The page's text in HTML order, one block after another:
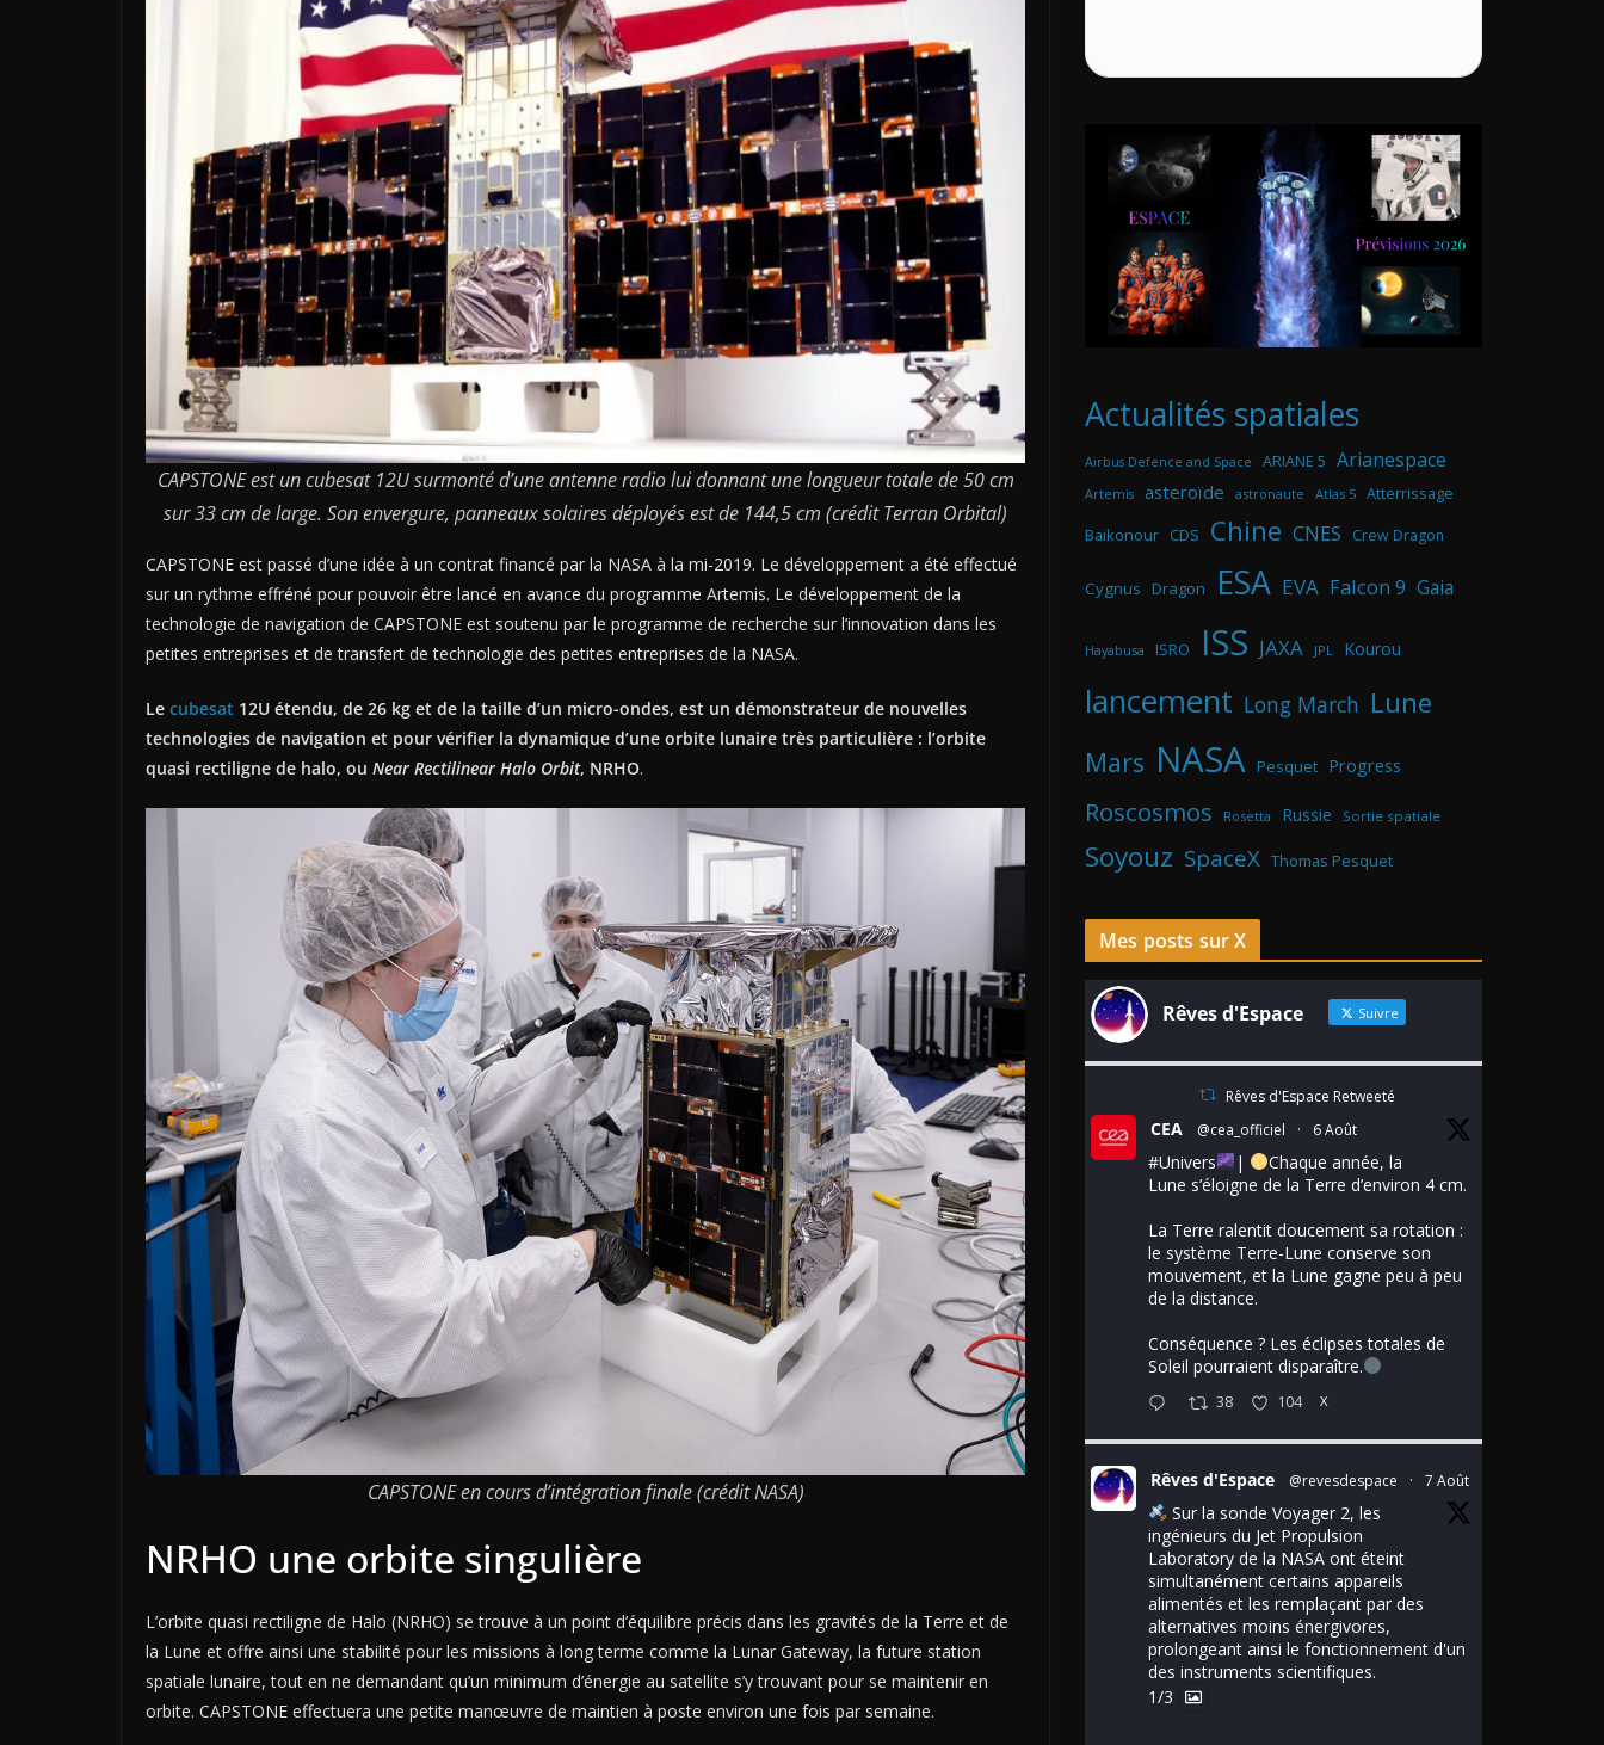
CAPSTONE est un cubesat 12U surmonté d’une antenne radio lui donnant une longueur totale de 50 cm
sur 33 cm de large. Son envergure, panneaux solaires déployés est de 144,5 cm (crédit Terran Orbital)
CAPSTONE est passé d’une idée à un contrat financé par la NASA à la mi-2019. Le développement a été effectué
sur un rythme effréné pour pouvoir être lancé en avance du programme Artemis. Le développement de la
technologie de navigation de CAPSTONE est soutenu par le programme de recherche sur l’innovation dans les
petites entreprises et de transfert de technologie des petites entreprises de la NASA.
Le cubesat 12U étendu, de 26 kg et de la taille d’un micro-ondes, est un démonstrateur de nouvelles
technologies de navigation et pour vérifier la dynamique d’une orbite lunaire très particulière : l’orbite
quasi rectiligne de halo, ou Near Rectilinear Halo Orbit, NRHO.
CAPSTONE en cours d’intégration finale (crédit NASA)
NRHO une orbite singulière
L’orbite quasi rectiligne de Halo (NRHO) se trouve à un point d’équilibre précis dans les gravités de la Terre et de
la Lune et offre ainsi une stabilité pour les missions à long terme comme la Lunar Gateway, la future station
spatiale lunaire, tout en ne demandant qu’un minimum d’énergie au satellite s’y trouvant pour se maintenir en
orbite. CAPSTONE effectuera une petite manœuvre de maintien à poste environ une fois par semaine.
Actualités spatiales
Airbus Defence and Space ARIANE 5 Arianespace
Artemis asteroïde astronaute Atlas 5 Atterrissage
Baikonour CDS Chine CNES Crew Dragon
Cygnus Dragon ESA EVA Falcon 9 Gaia
Hayabusa ISRO ISS JAXA JPL Kourou
lancement Long March Lune
Mars NASA Pesquet Progress
Roscosmos Rosetta Russie Sortie spatiale
Soyouz SpaceX Thomas Pesquet
Mes posts sur X
Rêves d'Espace Suivre
Rêves d'Espace Retweeté
CEA @cea_officiel · 6 Août
#Univers |
Chaque année, la
Lune s’éloigne de la Terre d’environ 4 cm.
La Terre ralentit doucement sa rotation :
le système Terre-Lune conserve son
mouvement, et la Lune gagne peu à peu
de la distance.
Conséquence ? Les éclipses totales de
Soleil pourraient disparaître.
38 104 X
Rêves d'Espace @revesdespace · 7 Août
Sur la sonde Voyager 2, les
ingénieurs du Jet Propulsion
Laboratory de la NASA ont éteint
simultanément certains appareils
alimentés et les remplaçant par des
alternatives moins énergivores,
prolongeant ainsi le fonctionnement d'un
des instruments scientifiques.
1/3